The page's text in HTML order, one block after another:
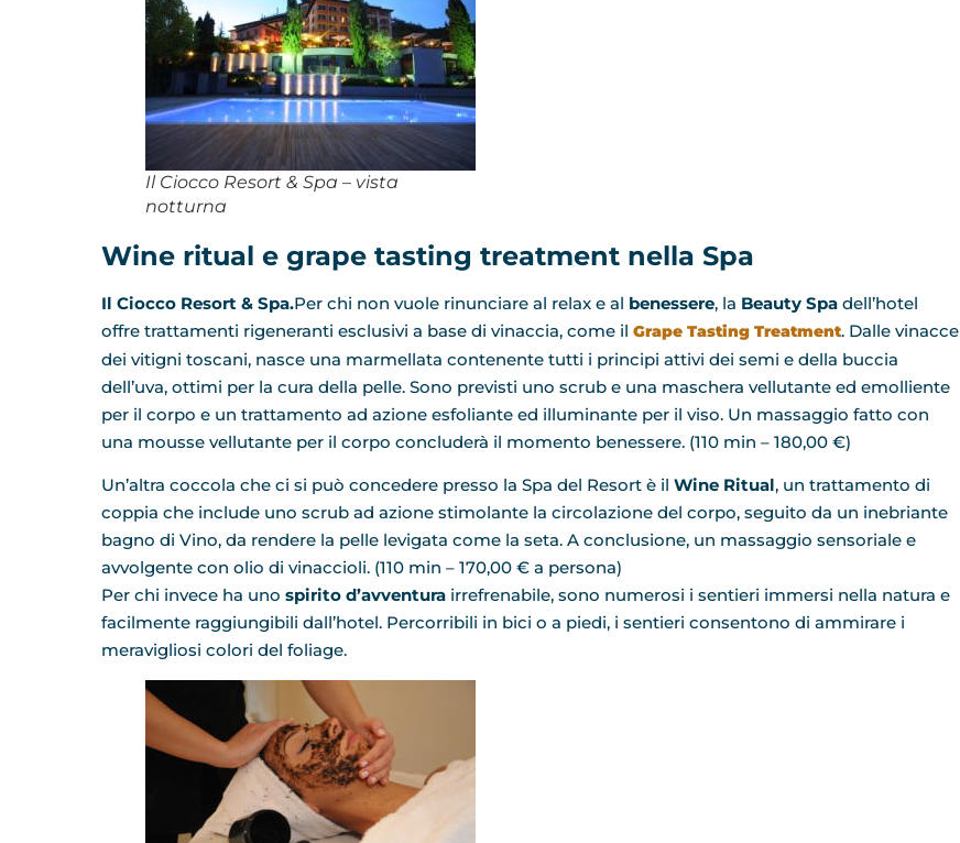
Il Ciocco Resort & Spa – vista
notturna
Wine ritual e grape tasting treatment nella Spa
Il Ciocco Resort & Spa.Per chi non vuole rinunciare al relax e al benessere, la Beauty Spa dell’hotel
offre trattamenti rigeneranti esclusivi a base di vinaccia, come il Grape Tasting Treatment. Dalle vinacce
dei vitigni toscani, nasce una marmellata contenente tutti i principi attivi dei semi e della buccia
dell’uva, ottimi per la cura della pelle. Sono previsti uno scrub e una maschera vellutante ed emolliente
per il corpo e un trattamento ad azione esfoliante ed illuminante per il viso. Un massaggio fatto con
una mousse vellutante per il corpo concluderà il momento benessere. (110 min – 180,00 €)
Un’altra coccola che ci si può concedere presso la Spa del Resort è il Wine Ritual, un trattamento di
coppia che include uno scrub ad azione stimolante la circolazione del corpo, seguito da un inebriante
bagno di Vino, da rendere la pelle levigata come la seta. A conclusione, un massaggio sensoriale e
avvolgente con olio di vinaccioli. (110 min – 170,00 € a persona)
Per chi invece ha uno spirito d’avventura irrefrenabile, sono numerosi i sentieri immersi nella natura e
facilmente raggiungibili dall’hotel. Percorribili in bici o a piedi, i sentieri consentono di ammirare i
meravigliosi colori del foliage.